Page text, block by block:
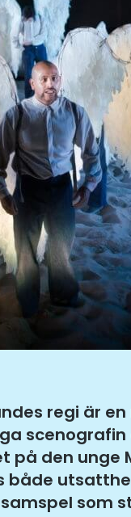
regi är
den unge
som